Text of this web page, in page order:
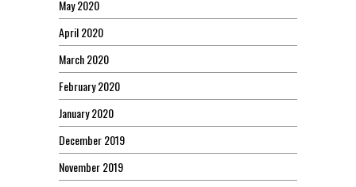
May 2020
April 2020
March 2020
February 2020
January 2020
December 2019
November 2019